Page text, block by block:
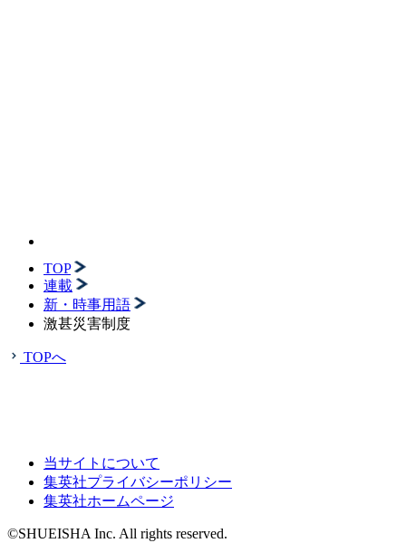
TOP
連載
新・時事用語
激甚災害制度
TOPへ
当サイトについて
集英社プライバシーポリシー
集英社ホームページ
©SHUEISHA Inc. All rights reserved.